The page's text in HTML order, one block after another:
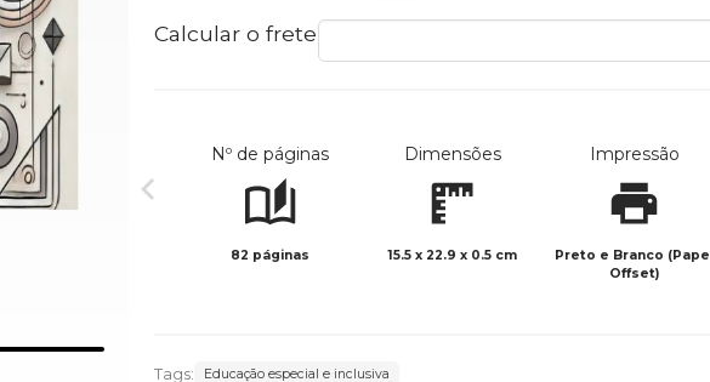
Calcular o frete
Nº de páginas
82 páginas
Dimensões
15.5 x 22.9 x 0.5 cm
Impressão
Preto e Branco (Papel
Offset)
Tags: Educação especial e inclusiva